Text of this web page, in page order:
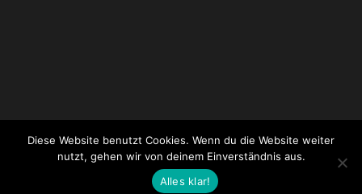
WordPress|Theme:
Diese Website benutzt Cookies. Wenn du die Website weiter
nutzt, gehen wir von deinem Einverständnis aus.
Alles klar!